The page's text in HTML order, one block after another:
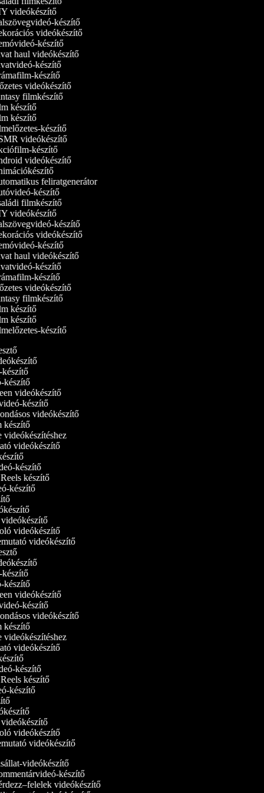
videókészítő
készítő
videókészítő
haul videókészítő
készítő
készítő
videókészítő
filmkészítő
készítő
készítő
készítő
videókészítő
készítő
videókészítő
feliratgenerátor
készítő
filmkészítő
videókészítő
készítő
videókészítő
haul videókészítő
készítő
készítő
videókészítő
filmkészítő
készítő
készítő
készítő
készítő
készítő
videókészítő
készítő
videókészítő
készítő
videókészítéshez
videókészítő
készítő
Reels készítő
készítő
videókészítő
videókészítő
videókészítő
készítő
készítő
videókészítő
készítő
videókészítő
készítő
videókészítéshez
videókészítő
készítő
Reels készítő
készítő
videókészítő
videókészítő
videókészítő
videókészítő
készítő
videókészítő